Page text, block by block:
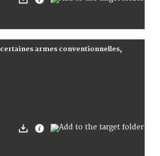
armes conventionnelles,